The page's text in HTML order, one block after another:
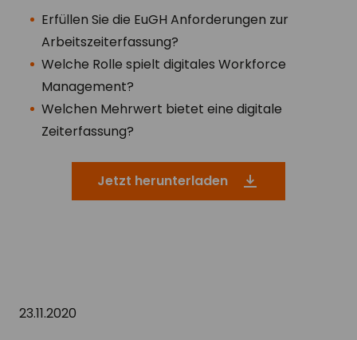
Erfüllen Sie die EuGH Anforderungen zur
Arbeitszeiterfassung?
Welche Rolle spielt digitales Workforce
Management?
Welchen Mehrwert bietet eine digitale
Zeiterfassung?
Jetzt herunterladen
23.11.2020